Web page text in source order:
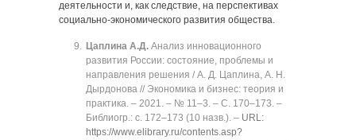
деятельности и, как следствие, на перспективах
социально-экономического развития общества.
Цаплина А.Д. Анализ инновационного
развития России: состояние, проблемы и
направления решения / А. Д. Цаплина, А. Н.
Дырдонова // Экономика и бизнес: теория и
практика. ‒ 2021. ‒ № 11‒3. ‒ C. 170‒173. ‒
Библиогр.: с. 172‒173 (10 назв.). ‒ URL:
https://www.elibrary.ru/contents.asp?